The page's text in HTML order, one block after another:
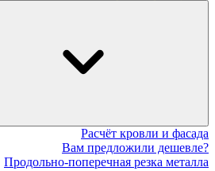
Расчёт кровли и фасада
Вам предложили дешевле?
Продольно-поперечная резка металла